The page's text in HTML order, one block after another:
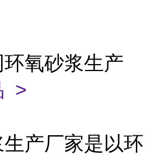
氧砂浆生产
>
产厂家是以环